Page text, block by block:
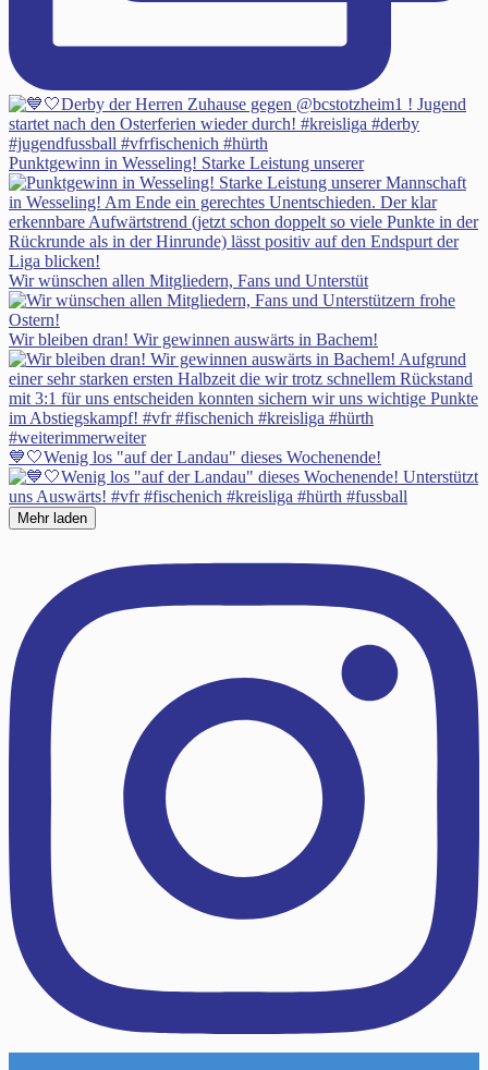
Punktgewinn in Wesseling! Starke Leistung unserer
Wir wünschen allen Mitgliedern, Fans und Unterstüt
Wir bleiben dran! Wir gewinnen auswärts in Bachem!
💙🤍Wenig los "auf der Landau" dieses Wochenende!
Mehr laden